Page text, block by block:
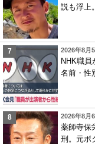
説も浮上
2026年8月
NHK職
名前・性
2026年8月
薬師寺保
刑。元ボ